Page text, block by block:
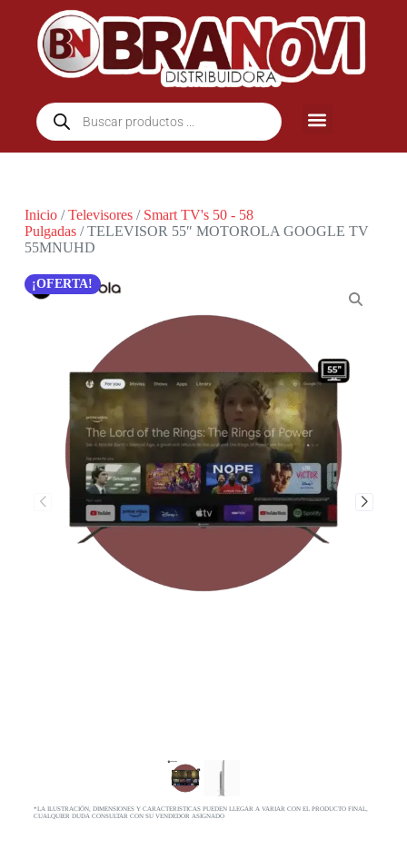
Inicio/Televisores/ Smart TV's 50 - 58
Pulgadas/ TELEVISOR 55″ MOTOROLA GOOGLE TV
55MNUHD
*LA ILUSTRACIÓN, DIMENSIONES Y CARACTERISTICAS PUEDEN LLEGAR A VARIAR CON EL PRODUCTO FINAL,
CUALQUIER DUDA CONSULTAR CON SU VENDEDOR ASIGNADO